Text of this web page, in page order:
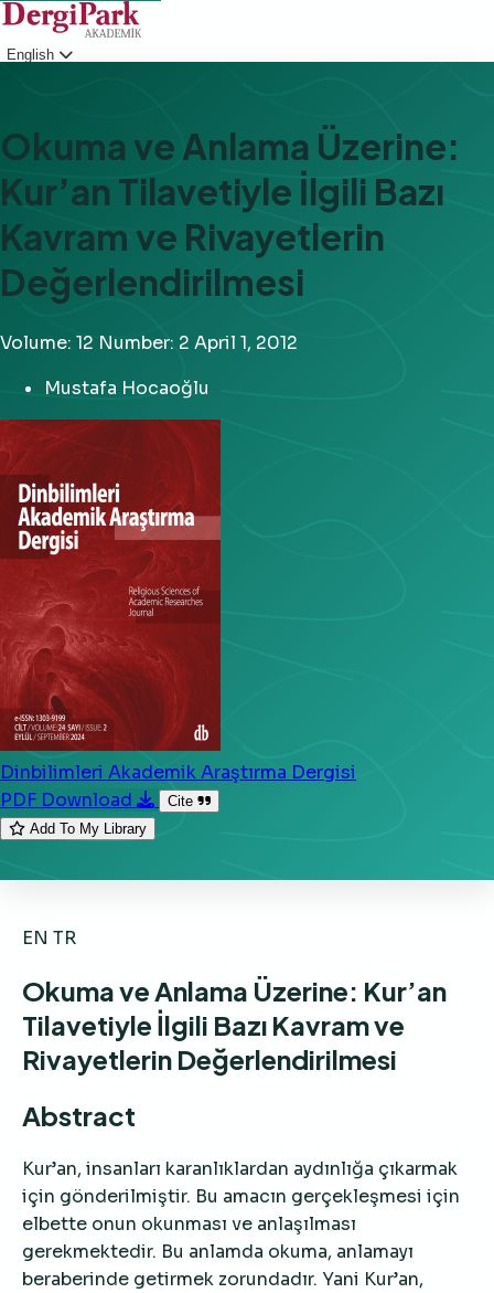
English
Okuma ve Anlama Üzerine:
Kur’an Tilavetiyle İlgili Bazı
Kavram ve Rivayetlerin
Değerlendirilmesi
Volume: 12 Number: 2 April 1, 2012
Mustafa Hocaoğlu
Dinbilimleri Akademik Araştırma Dergisi
PDF Download
Cite
Add To My Library
EN TR
Okuma ve Anlama Üzerine: Kur’an
Tilavetiyle İlgili Bazı Kavram ve
Rivayetlerin Değerlendirilmesi
Abstract
Kur’an, insanları karanlıklardan aydınlığa çıkarmak
için gönderilmiştir. Bu amacın gerçekleşmesi için
elbette onun okunması ve anlaşılması
gerekmektedir. Bu anlamda okuma, anlamayı
beraberinde getirmek zorundadır. Yani Kur’an,